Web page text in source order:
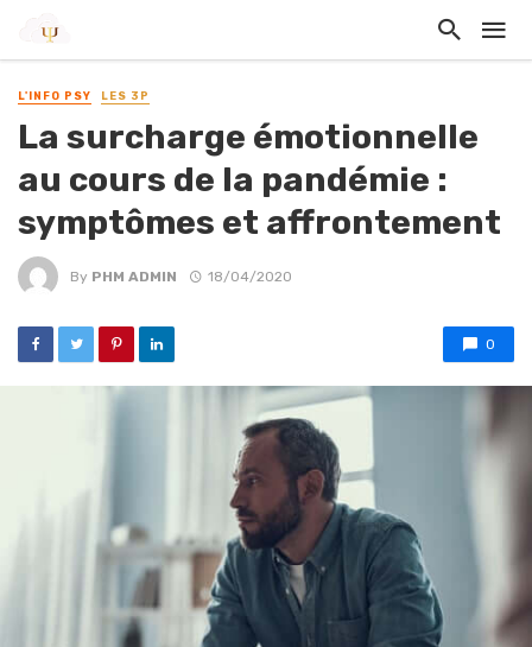
L'INFO PSY LES 3P
La surcharge émotionnelle
au cours de la pandémie :
symptômes et affrontement
By PHM ADMIN 18/04/2020
0